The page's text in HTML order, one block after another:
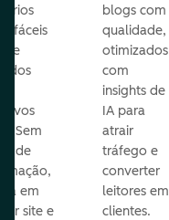
fáceis
e
Sem
de
em
site e
blogs com
qualidade,
otimizados
com
insights de
IA para
atrair
tráfego e
converter
leitores em
clientes.